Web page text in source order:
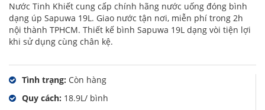
Nước Tinh Khiết cung cấp chính hãng nước uống đóng bình
dạng úp Sapuwa 19L. Giao nước tận nơi, miễn phí trong 2h
nội thành TPHCM. Thiết kế bình Sapuwa 19L dạng vòi tiện lợi
khi sử dụng cùng chân kệ.
Tình trạng: Còn hàng
Quy cách: 18.9L/ bình